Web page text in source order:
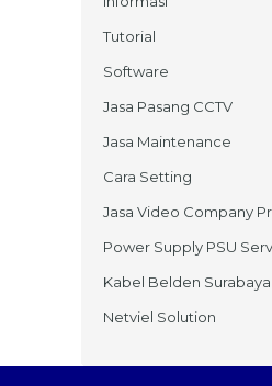
Tutorial
Software
Jasa Pasang CCTV
Jasa Maintenance
Cara Setting
Jasa Video Company
Power Supply PSU
Kabel Belden Surabaya
Netviel Solution